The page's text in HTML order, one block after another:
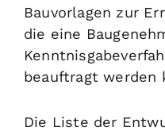
Bauvorlagen zur
die eine
beauftragt werden
Die Liste der